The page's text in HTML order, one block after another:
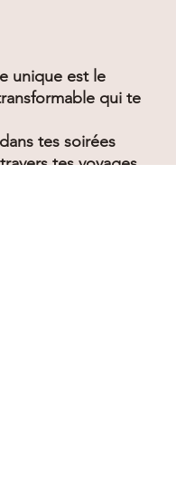
unique est le
qui te
tes soirées
tes voyages.